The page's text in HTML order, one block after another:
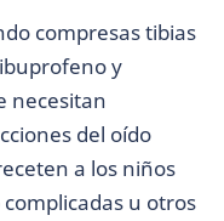
compresas tibias
y
necesitan
del oído
a los niños
u otros